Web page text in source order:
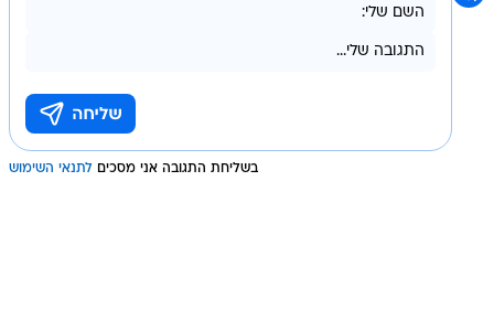
בשליחת התגובה אני מסכים לתנאי השימוש